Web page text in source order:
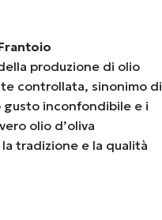
produzione di olio
controllata, sinonimo di
gusto inconfondibile e i
olio d’oliva
tradizione e la qualità